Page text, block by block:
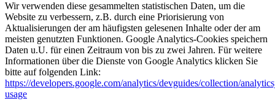
Wir verwenden diese gesammelten statistischen Daten, um die
Website zu verbessern, z.B. durch eine Priorisierung von
Aktualisierungen der am häufigsten gelesenen Inhalte oder der am
meisten genutzten Funktionen. Google Analytics-Cookies speichern
Daten u.U. für einen Zeitraum von bis zu zwei Jahren. Für weitere
Informationen über die Dienste von Google Analytics klicken Sie
bitte auf folgenden Link:
https://developers.google.com/analytics/devguides/collection/
usage